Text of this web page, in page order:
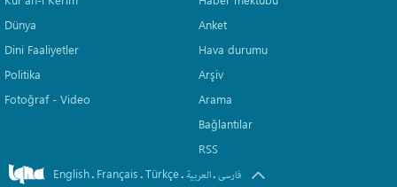
Dünya
Dini Faaliyetler
Politika
Fotoğraf - Video
Anket
Hava durumu
Arşiv
Arama
Bağlantılar
RSS
English. Français.Türkçe. العربیة.فارسی